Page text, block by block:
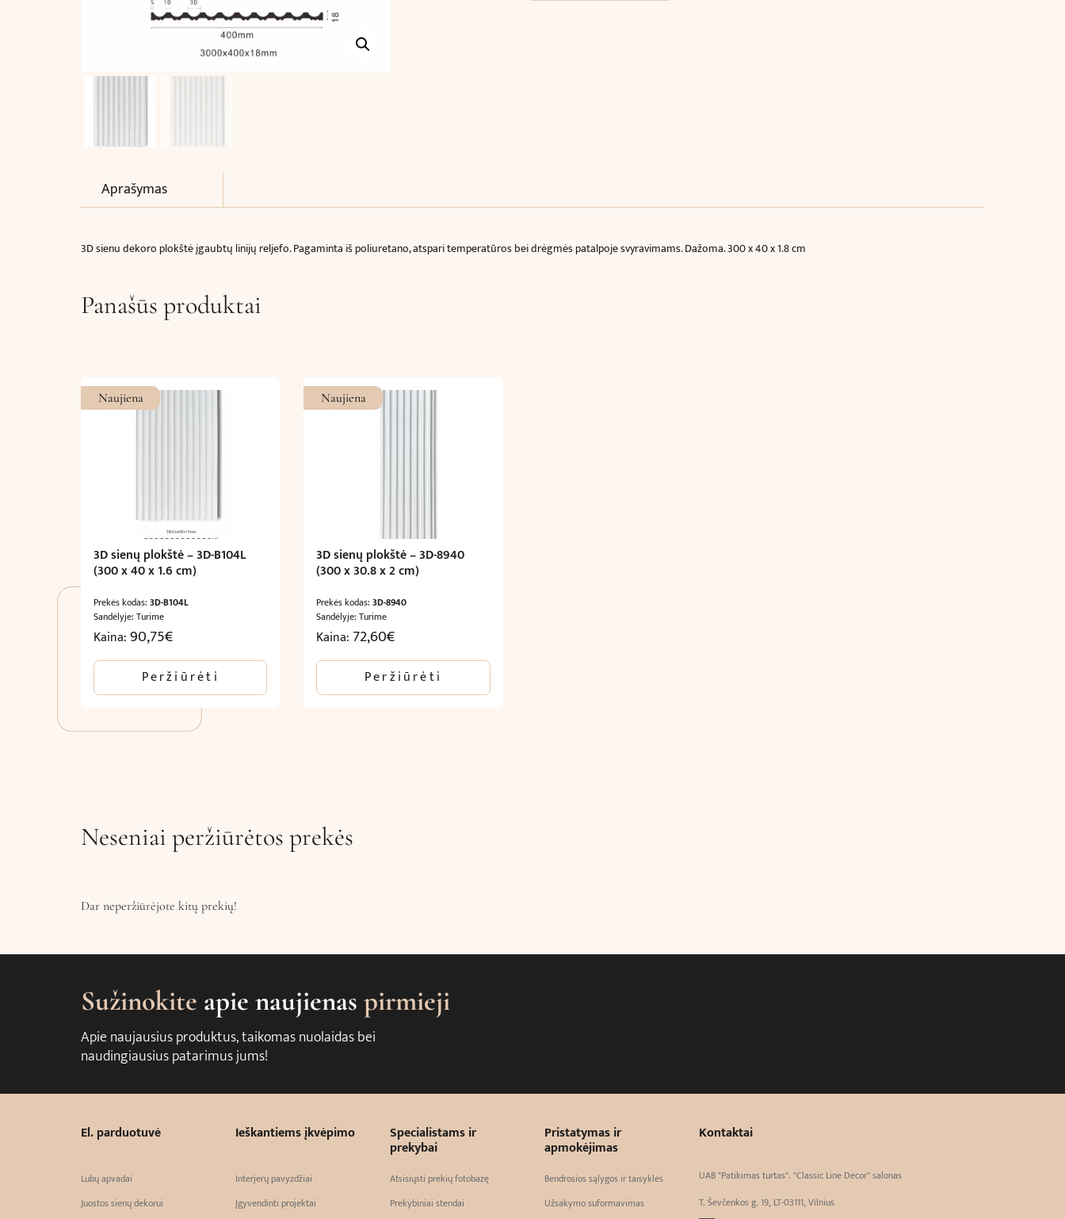
Aprašymas
3D sienu dekoro plokštė įgaubtų linijų reljefo. Pagaminta iš poliuretano, atspari temperatūros bei drėgmės patalpoje svyravimams. Dažoma. 300 x 40 x 1.8 cm
Panašūs produktai
Naujiena
3D sienų plokštė – 3D-B104L
(300 x 40 x 1.6 cm)
Prekės kodas: 3D-B104L
Sandėlyje: Turime
Kaina:90,75€
Peržiūrėti
Naujiena
3D sienų plokštė – 3D-8940
(300 x 30.8 x 2 cm)
Prekės kodas:3D-8940
Sandėlyje: Turime
Kaina: 72,60€
Peržiūrėti
Neseniai peržiūrėtos prekės
Dar neperžiūrėjote kitų prekių!
Sužinokite apie naujienas pirmieji
Apie naujausius produktus, taikomas nuolaidas bei
naudingiausius patarimus jums!
El. parduotuvė
Lubų apvadai
Juostos sienų dekorui
Ieškantiems įkvėpimo
Interjerų pavyzdžiai
Įgyvendinti projektai
Specialistams ir
prekybai
Atsisiųsti prekių fotobazę
Prekybiniai stendai
Pristatymas ir
apmokėjimas
Bendrosios sąlygos ir taisyklės
Užsakymo suformavimas
Kontaktai
UAB "Patikimas turtas". "Classic Line Decor" salonas
T. Ševčenkos g. 19, LT-03111, Vilnius